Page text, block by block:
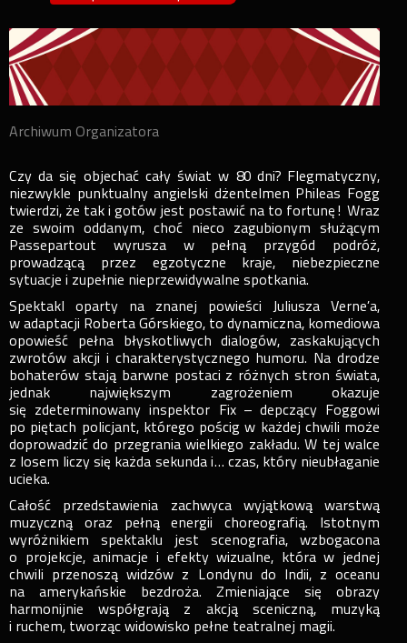
Archiwum Organizatora
Czy da się objechać cały świat w 80 dni? Flegmatyczny,
niezwykle punktualny angielski dżentelmen Phileas Fogg
twierdzi, że tak i gotów jest postawić na to fortunę! Wraz
ze swoim oddanym, choć nieco zagubionym służącym
Passepartout wyrusza w pełną przygód podróż,
prowadzącą przez egzotyczne kraje, niebezpieczne
sytuacje i zupełnie nieprzewidywalne spotkania.
Spektakl oparty na znanej powieści Juliusza Verne’a,
w adaptacji Roberta Górskiego, to dynamiczna, komediowa
opowieść pełna błyskotliwych dialogów, zaskakujących
zwrotów akcji i charakterystycznego humoru. Na drodze
bohaterów stają barwne postaci z różnych stron świata,
jednak największym zagrożeniem okazuje
się zdeterminowany inspektor Fix – depczący Foggowi
po piętach policjant, którego pościg w każdej chwili może
doprowadzić do przegrania wielkiego zakładu. W tej walce
z losem liczy się każda sekunda i… czas, który nieubłaganie
ucieka.
Całość przedstawienia zachwyca wyjątkową warstwą
muzyczną oraz pełną energii choreografią. Istotnym
wyróżnikiem spektaklu jest scenografia, wzbogacona
o projekcje, animacje i efekty wizualne, która w jednej
chwili przenoszą widzów z Londynu do Indii, z oceanu
na amerykańskie bezdroża. Zmieniające się obrazy
harmonijnie współgrają z akcją sceniczną, muzyką
i ruchem, tworząc widowisko pełne teatralnej magii.